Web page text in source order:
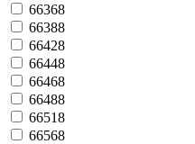
66368
66388
66428
66448
66468
66488
66518
66568